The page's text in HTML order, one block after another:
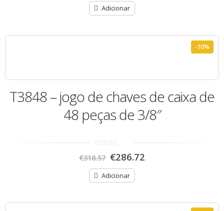
5
Adicionar
-10%
T3848 – jogo de chaves de caixa de
48 peças de 3/8″
out
5
€318.57 €286.72
Adicionar